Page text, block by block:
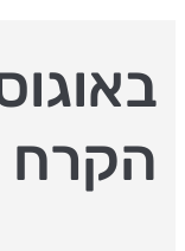
הקרח Ice Peaks בחולון